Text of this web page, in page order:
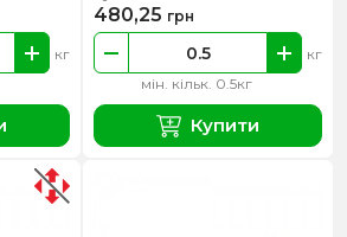
кг
мін. кільк. 0.5кг
кг
480,25 грн
Купити